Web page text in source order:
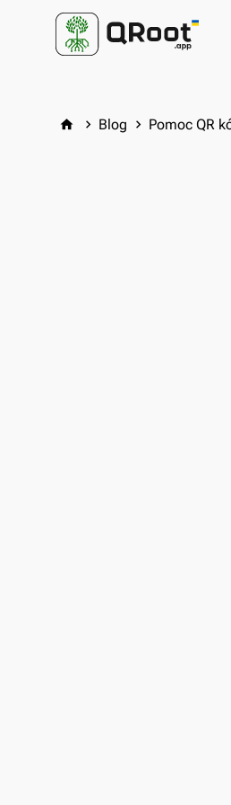
home keyboard_arrow_right Blog keyboard_arrow_right Pomoc QR